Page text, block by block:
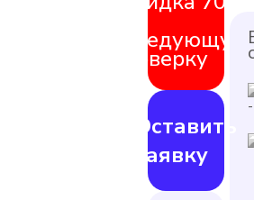
следующую
поверку
Оставить
заявку